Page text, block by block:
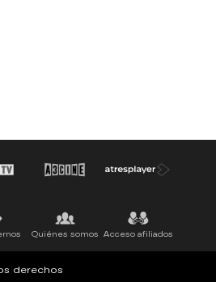
Quiénes somos Acceso afiliados
derechos